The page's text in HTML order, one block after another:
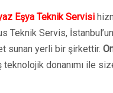
Eşya Teknik Servisi
Teknik Servis,
sunan yerli bir şirkettir.
donanımı ile